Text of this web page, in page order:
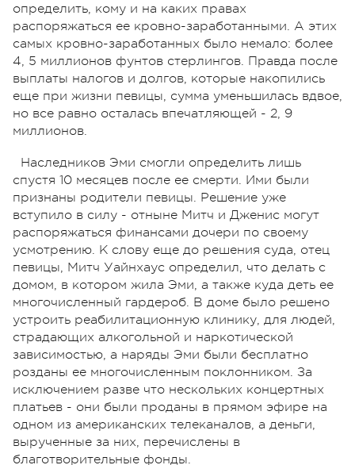
определить, кому и на каких правах
распоряжаться ее кровно-заработанными. А этих
самых кровно-заработанных было немало: более
4, 5 миллионов фунтов стерлингов. Правда после
выплаты налогов и долгов, которые накопились
еще при жизни певицы, сумма уменьшилась вдвое,
но все равно осталась впечатляющей - 2, 9
миллионов.
Наследников Эми смогли определить лишь
спустя 10 месяцев после ее смерти. Ими были
признаны родители певицы. Решение уже
вступило в силу - отныне Митч и Дженис могут
распоряжаться финансами дочери по своему
усмотрению. К слову еще до решения суда, отец
певицы, Митч Уайнхаус определил, что делать с
домом, в котором жила Эми, а также куда деть ее
многочисленный гардероб. В доме было решено
устроить реабилитационную клинику, для людей,
страдающих алкогольной и наркотической
зависимостью, а наряды Эми были бесплатно
розданы ее многочисленным поклонником. За
исключением разве что нескольких концертных
платьев - они были проданы в прямом эфире на
одном из американских телеканалов, а деньги,
вырученные за них, перечислены в
благотворительные фонды.